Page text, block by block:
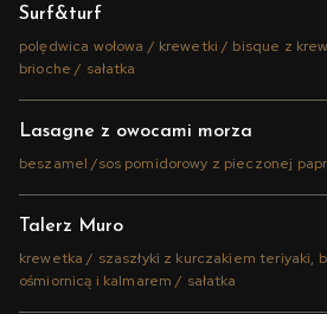
Surf&turf
polędwica wołowa / krewetki / bisque z
brioche / sałatka
Lasagne z owocami morza
beszamel /sos pomidorowy z pieczonej
Talerz Muro
krewetka / szaszłyki z kurczakiem teriyaki,
ośmiornicą i kalmarem / sałatka